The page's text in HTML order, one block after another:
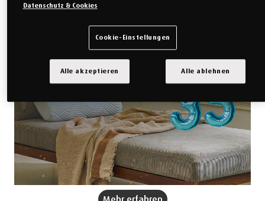
Datenschutz & Cookies
Cookie-Einstellungen
Alle ablehnen
Alle akzeptieren